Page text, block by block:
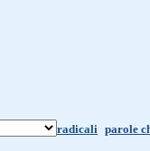
radicali parole